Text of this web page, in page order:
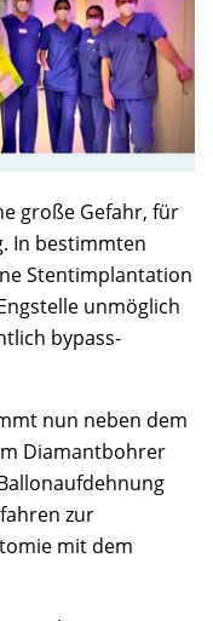
große Gefahr, für
In bestimmten
Stentimplantation
unmöglich
bypass-
nun neben dem
Diamantbohrer
zur
mit dem